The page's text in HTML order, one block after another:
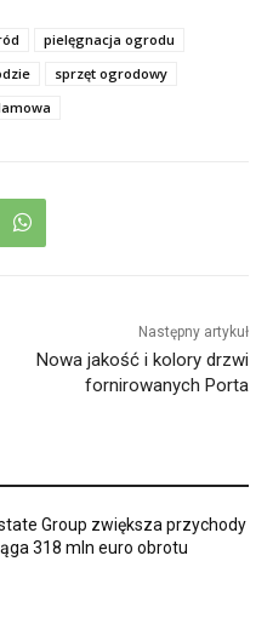
pielęgnacja ogrodu
sprzęt ogrodowy
Następny artykuł
Nowa jakość i kolory drzwi
fornirowanych Porta
Group zwiększa przychody
318 mln euro obrotu